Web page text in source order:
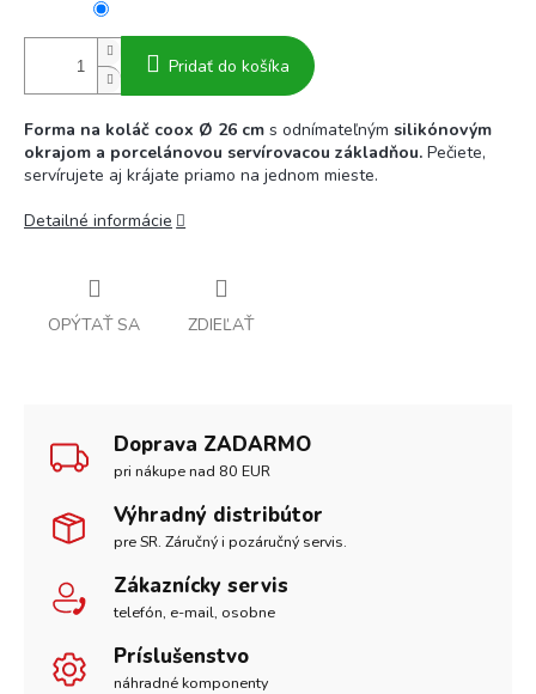
Pridať do košíka
Forma na koláč coox Ø 26 cm s odnímateľným silikónovým
okrajom a porcelánovou servírovacou základňou. Pečiete,
servírujete aj krájate priamo na jednom mieste.
Detailné informácie
OPÝTAŤ SA ZDIEĽAŤ
Doprava ZADARMO
pri nákupe nad 80 EUR
Výhradný distribútor
pre SR. Záručný i pozáručný servis.
Zákaznícky servis
telefón, e-mail, osobne
Príslušenstvo
náhradné komponenty